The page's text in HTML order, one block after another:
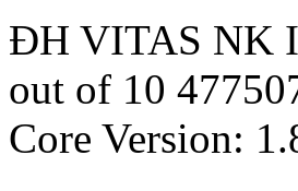
ĐH VITAS NK
out of 10
Core Version: